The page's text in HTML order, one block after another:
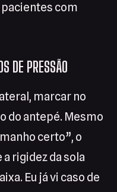
com
DE PRESSÃO
marcar no
do antepé. Mesmo
certo”, o
rigidez da sola
Eu já vi caso de